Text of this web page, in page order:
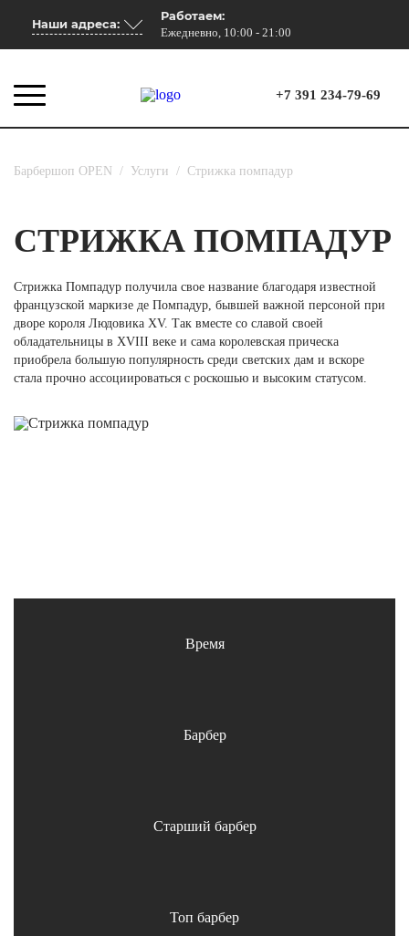
Наши адреса:
Работаем:
Ежедневно, 10:00 - 21:00
+7 391 234-79-69
Барбершоп OPEN / Услуги / Стрижка помпадур
СТРИЖКА ПОМПАДУР
Стрижка Помпадур получила свое название благодаря известной
французской маркизе де Помпадур, бывшей важной персоной при
дворе короля Людовика XV. Так вместе со славой своей
обладательницы в XVIII веке и сама королевская прическа
приобрела большую популярность среди светских дам и вскоре
стала прочно ассоциироваться с роскошью и высоким статусом.
Время
от ~60МИН
Барбер
от 1700
Старший барбер
от 2000
Топ барбер